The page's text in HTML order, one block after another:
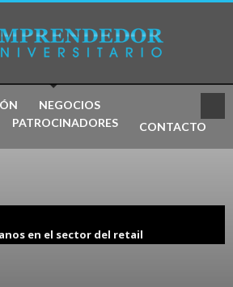
NEGOCIOS
PATROCINADORES CONTACTO
en el sector del retail